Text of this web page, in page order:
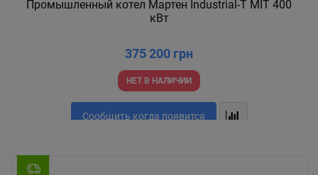
Промышленный котел Мартен Industrial-T MIT 400
кВт
375 200 грн
НЕТ В НАЛИЧИИ
Сообщить когда появится